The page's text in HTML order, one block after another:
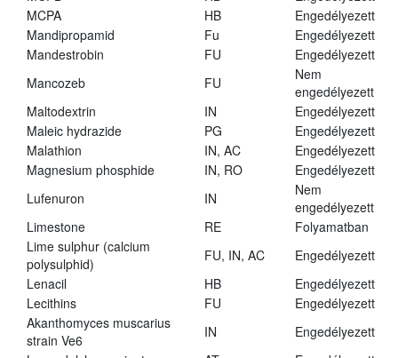
MCPA
HB
Engedélyezett
Mandipropamid
Fu
Engedélyezett
Mandestrobin
FU
Engedélyezett
Mancozeb
FU
Nem
engedélyezett
Maltodextrin
IN
Engedélyezett
Maleic hydrazide
PG
Engedélyezett
Malathion
IN, AC
Engedélyezett
Magnesium phosphide
IN, RO
Engedélyezett
Lufenuron
IN
Nem
engedélyezett
Limestone
RE
Folyamatban
Lime sulphur (calcium
polysulphid)
FU, IN, AC
Engedélyezett
Lenacil
HB
Engedélyezett
Lecithins
FU
Engedélyezett
Akanthomyces muscarius
strain Ve6
IN
Engedélyezett